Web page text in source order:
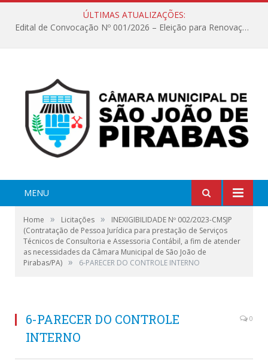
ÚLTIMAS ATUALIZAÇÕES:
Edital de Convocação Nº 001/2026 – Eleição para Renovação da Mesa Diretora – Biênio 2027/2028
MENU
Home » Licitações »
INEXIGIBILIDADE Nº 002/2023-CMSJP
(Contratação de Pessoa Jurídica para prestação de Serviços
Técnicos de Consultoria e Assessoria Contábil, a fim de atender
as necessidades da Câmara Municipal de São João de
Pirabas/PA) » 6-PARECER DO CONTROLE INTERNO
6-PARECER DO CONTROLE
INTERNO
0